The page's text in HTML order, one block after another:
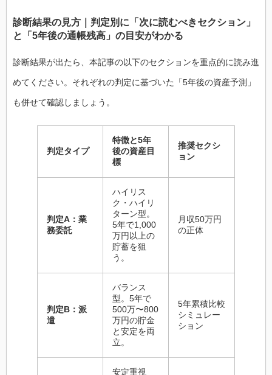
診断結果の見方｜判定別に「次に読むべきセクション」
と「5年後の通帳残高」の目安がわかる
診断結果が出たら、本記事の以下のセクションを重点的に読み進
めてください。それぞれの判定に基づいた「5年後の資産予測」
も併せて確認しましょう。
判定タイプ
特徴と5年
後の資産目
標
推奨セクシ
ョン
判定A：業
務委託
ハイリス
ク・ハイリ
ターン型。
5年で1,000
万円以上の
貯蓄を狙
う。
月収50万円
の正体
判定B：派
遣
バランス
型。5年で
500万〜800
万円の貯金
と安定を両
立。
5年累積比較
シミュレー
ション
安定重視